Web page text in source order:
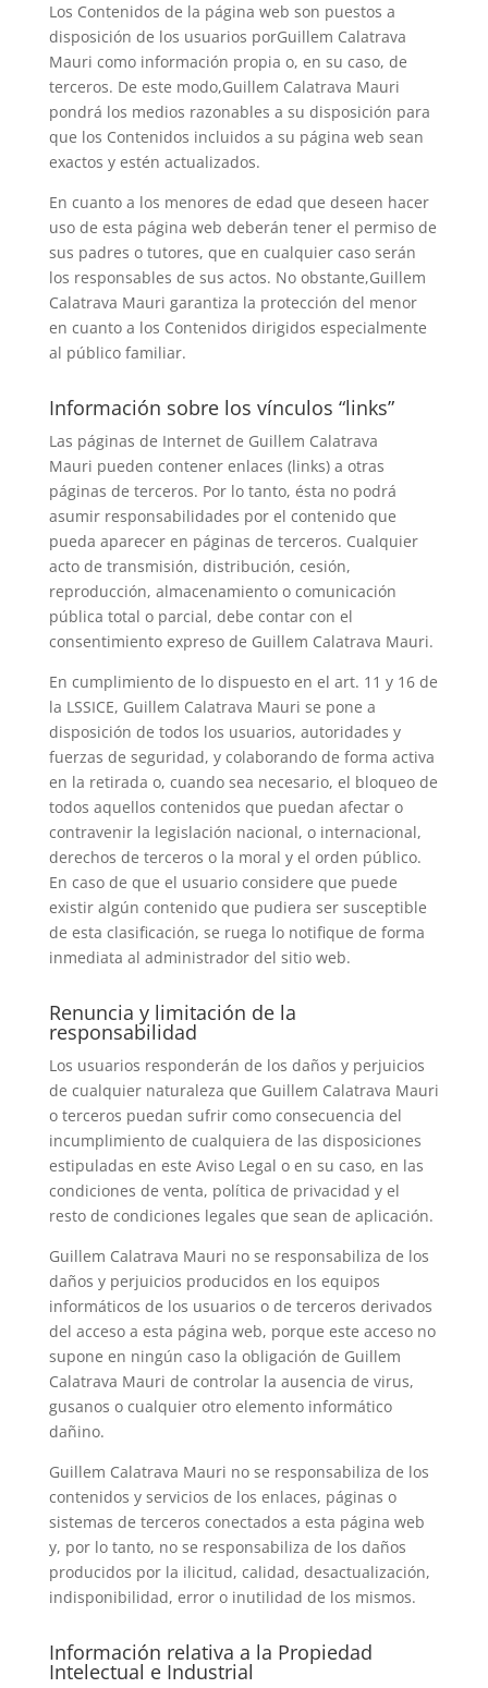
Los Contenidos de la página web son puestos a
disposición de los usuarios porGuillem Calatrava
Mauri como información propia o, en su caso, de
terceros. De este modo,Guillem Calatrava Mauri
pondrá los medios razonables a su disposición para
que los Contenidos incluidos a su página web sean
exactos y estén actualizados.
En cuanto a los menores de edad que deseen hacer
uso de esta página web deberán tener el permiso de
sus padres o tutores, que en cualquier caso serán
los responsables de sus actos. No obstante,Guillem
Calatrava Mauri garantiza la protección del menor
en cuanto a los Contenidos dirigidos especialmente
al público familiar.
Información sobre los vínculos “links”
Las páginas de Internet de Guillem Calatrava
Mauri pueden contener enlaces (links) a otras
páginas de terceros. Por lo tanto, ésta no podrá
asumir responsabilidades por el contenido que
pueda aparecer en páginas de terceros. Cualquier
acto de transmisión, distribución, cesión,
reproducción, almacenamiento o comunicación
pública total o parcial, debe contar con el
consentimiento expreso de Guillem Calatrava Mauri.
En cumplimiento de lo dispuesto en el art. 11 y 16 de
la LSSICE, Guillem Calatrava Mauri se pone a
disposición de todos los usuarios, autoridades y
fuerzas de seguridad, y colaborando de forma activa
en la retirada o, cuando sea necesario, el bloqueo de
todos aquellos contenidos que puedan afectar o
contravenir la legislación nacional, o internacional,
derechos de terceros o la moral y el orden público.
En caso de que el usuario considere que puede
existir algún contenido que pudiera ser susceptible
de esta clasificación, se ruega lo notifique de forma
inmediata al administrador del sitio web.
Renuncia y limitación de la
responsabilidad
Los usuarios responderán de los daños y perjuicios
de cualquier naturaleza que Guillem Calatrava Mauri
o terceros puedan sufrir como consecuencia del
incumplimiento de cualquiera de las disposiciones
estipuladas en este Aviso Legal o en su caso, en las
condiciones de venta, política de privacidad y el
resto de condiciones legales que sean de aplicación.
Guillem Calatrava Mauri no se responsabiliza de los
daños y perjuicios producidos en los equipos
informáticos de los usuarios o de terceros derivados
del acceso a esta página web, porque este acceso no
supone en ningún caso la obligación de Guillem
Calatrava Mauri de controlar la ausencia de virus,
gusanos o cualquier otro elemento informático
dañino.
Guillem Calatrava Mauri no se responsabiliza de los
contenidos y servicios de los enlaces, páginas o
sistemas de terceros conectados a esta página web
y, por lo tanto, no se responsabiliza de los daños
producidos por la ilicitud, calidad, desactualización,
indisponibilidad, error o inutilidad de los mismos.
Información relativa a la Propiedad
Intelectual e Industrial